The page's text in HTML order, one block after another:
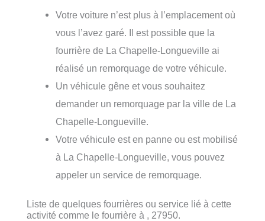
Votre voiture n’est plus à l’emplacement où
vous l’avez garé. Il est possible que la
fourrière de La Chapelle-Longueville ai
réalisé un remorquage de votre véhicule.
Un véhicule gêne et vous souhaitez
demander un remorquage par la ville de La
Chapelle-Longueville.
Votre véhicule est en panne ou est mobilisé
à La Chapelle-Longueville, vous pouvez
appeler un service de remorquage.
Liste de quelques fourrières ou service lié à cette
activité comme le fourrière à , 27950.